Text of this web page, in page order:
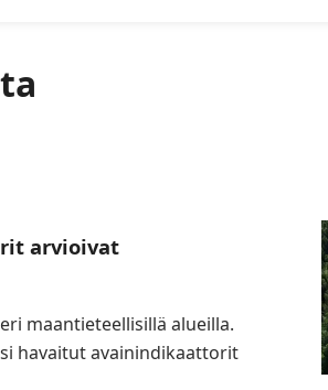
arvioivat
maantieteellisillä alueilla.
havaitut avainindikaattorit